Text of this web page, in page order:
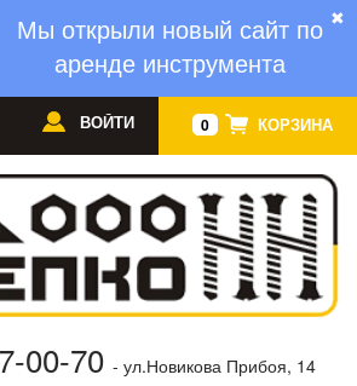
✖
Мы открыли новый сайт по
аренде инструмента
0 КОРЗИНА
ВОЙТИ
00-70 - ул.Новикова Прибоя, 14